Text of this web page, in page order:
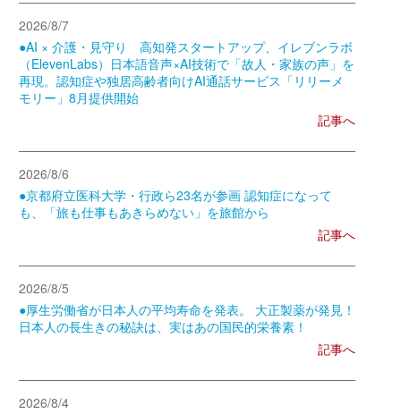
2026/8/7
●AI × 介護・見守り 高知発スタートアップ、イレブンラボ
（ElevenLabs）日本語音声×AI技術で「故人・家族の声」を
再現。認知症や独居高齢者向けAI通話サービス「リリーメ
モリー」8月提供開始
記事へ
2026/8/6
●京都府立医科大学・行政ら23名が参画 認知症になって
も、「旅も仕事もあきらめない」を旅館から
記事へ
2026/8/5
●厚生労働省が日本人の平均寿命を発表。 大正製薬が発見！
日本人の長生きの秘訣は、実はあの国民的栄養素！
記事へ
2026/8/4